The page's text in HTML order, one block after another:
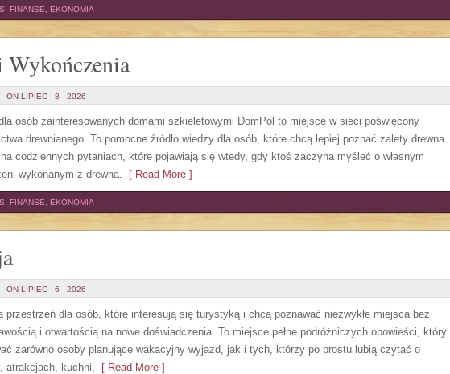
FINANSE, EKONOMIA
Wykończenia
ON LIPIEC - 8 - 2026
osób zainteresowanych domami szkieletowymi DomPol to miejsce w sieci poświęcony
drewnianego. To pomocne źródło wiedzy dla osób, które chcą lepiej poznać zalety drewna.
codziennych pytaniach, które pojawiają się wtedy, gdy ktoś zaczyna myśleć o własnym
wykonanym z drewna. [ Read More ]
FINANSE, EKONOMIA
ON LIPIEC - 6 - 2026
przestrzeń dla osób, które interesują się turystyką i chcą poznawać niezwykłe miejsca bez
i otwartością na nowe doświadczenia. To miejsce pełne podróżniczych opowieści, który
zarówno osoby planujące wakacyjny wyjazd, jak i tych, którzy po prostu lubią czytać o
atrakcjach, kuchni, [ Read More ]